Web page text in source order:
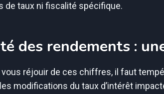
de taux ni fiscalité spécifique.
des rendements :
réjouir de ces chiffres, il faut
modifications du taux d’intérêt